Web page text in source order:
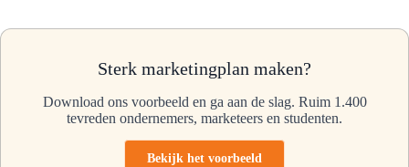
Sterk marketingplan maken?
Download ons voorbeeld en ga aan de slag. Ruim 1.400
tevreden ondernemers, marketeers en studenten.
Bekijk het voorbeeld